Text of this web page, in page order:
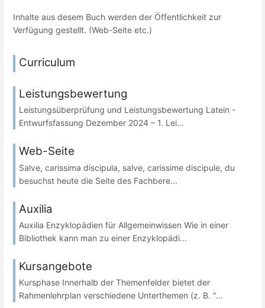
Inhalte aus desem Buch werden der Öffentlichkeit zur
Verfügung gestellt. (Web-Seite etc.)
Curriculum
Leistungsbewertung
Leistungsüberprüfung und Leistungsbewertung Latein -
Entwurfsfassung Dezember 2024 – 1. Lei...
Web-Seite
Salve, carissima discipula, salve, carissime discipule, du
besuchst heute die Seite des Fachbere...
Auxilia
Auxilia Enzyklopädien für Allgemeinwissen Wie in einer
Bibliothek kann man zu einer Enzyklopädi...
Kursangebote
Kursphase Innerhalb der Themenfelder bietet der
Rahmenlehrplan verschiedene Unterthemen (z. B. "...